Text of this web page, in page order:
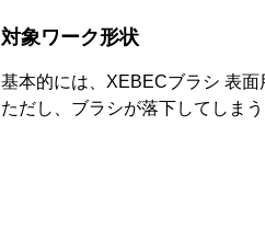
対象ワーク形状
基本的には、XEBECブラシ 表面
ただし、ブラシが落下してしま